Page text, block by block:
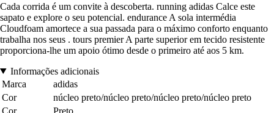
Cada corrida é um convite à descoberta. running adidas Calce este
sapato e explore o seu potencial. endurance A sola intermédia
Cloudfoam amortece a sua passada para o máximo conforto enquanto
trabalha nos seus . tours premier A parte superior em tecido resistente
proporciona-lhe um apoio ótimo desde o primeiro até aos 5 km.
Informações adicionais
Marca
adidas
Cor
núcleo preto/núcleo preto/núcleo preto/núcleo preto
Cor
Preto